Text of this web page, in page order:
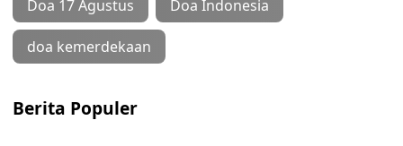
Doa 17 Agustus Doa Indonesia
doa kemerdekaan
Berita Populer